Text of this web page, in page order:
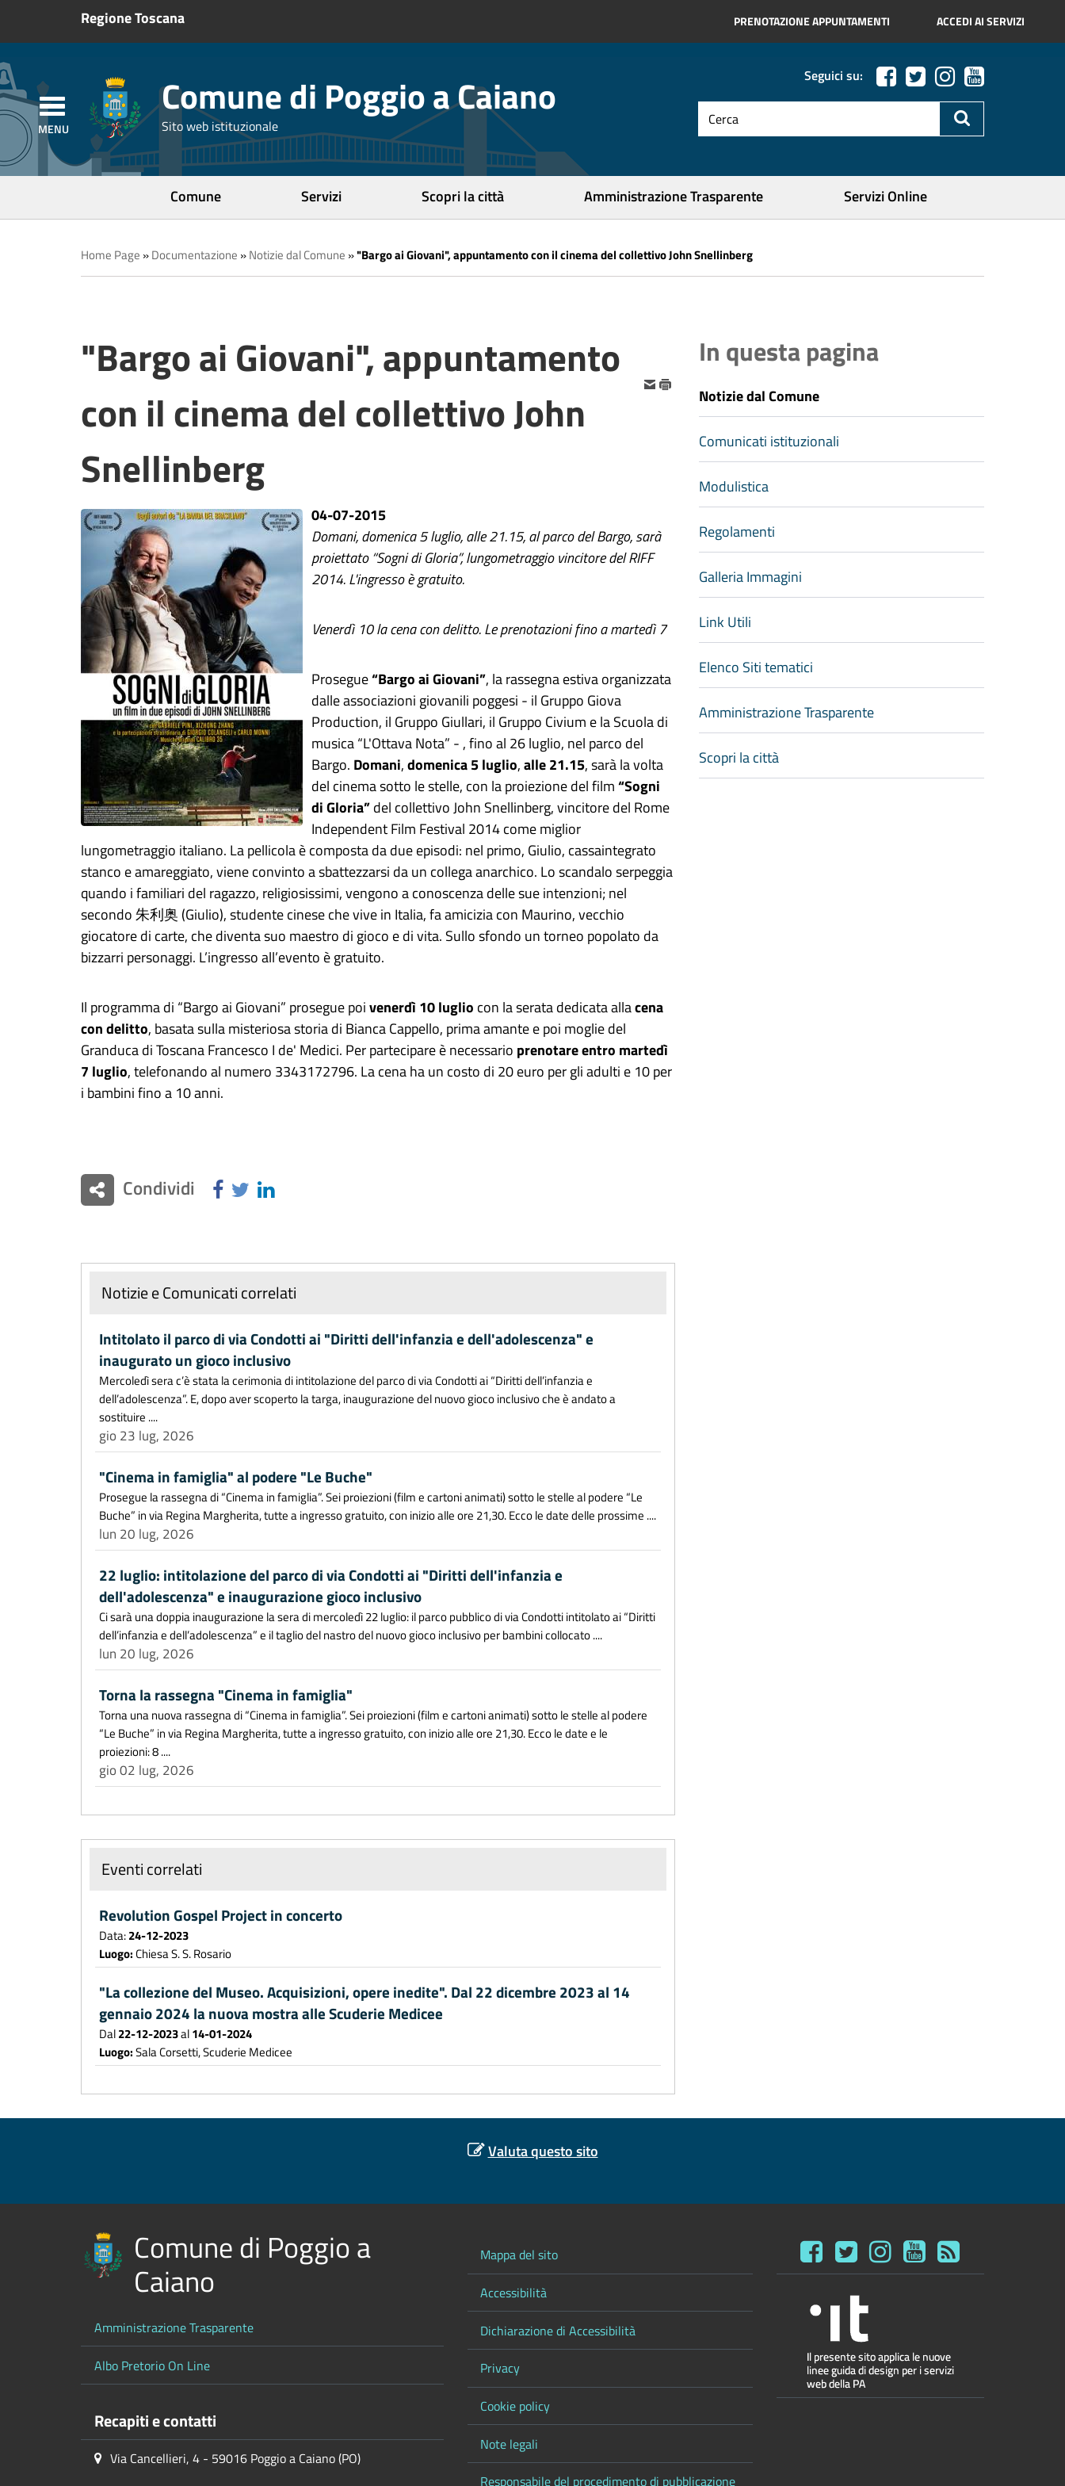
Regione Toscana PRENOTAZIONE APPUNTAMENTI ACCEDI AI SERVIZI
Comune di Poggio a Caiano
Sito web istituzionale
Seguici su:
testo
da
Comune Servizi Scopri la città Amministrazione Trasparente Servizi Online
Home Page »Documentazione »Notizie dal Comune »"Bargo ai Giovani", appuntamento con il cinema del collettivo John Snellinberg
"Bargo ai Giovani", appuntamento
con il cinema del collettivo John
Snellinberg
04-07-2015
Domani, domenica 5 luglio, alle 21.15, al parco del Bargo, sarà
proiettato “Sogni di Gloria”, lungometraggio vincitore del RIFF
2014. L'ingresso è gratuito.
Venerdì 10 la cena con delitto. Le prenotazioni fino a martedì 7
Prosegue“Bargo ai Giovani”, la rassegna estiva organizzata
dalle associazioni giovanili poggesi - il Gruppo Giova
Production, il Gruppo Giullari, il Gruppo Civium e la Scuola di
musica “L'Ottava Nota” - , fino al 26 luglio, nel parco del
Bargo. Domani,domenica 5 luglio,alle 21.15, sarà la volta
del cinema sotto le stelle, con la proiezione del film“Sogni
di Gloria”del collettivo John Snellinberg, vincitore del Rome
Independent Film Festival 2014 come miglior
lungometraggio italiano. La pellicola è composta da due episodi: nel primo, Giulio, cassaintegrato
stanco e amareggiato, viene convinto a sbattezzarsi da un collega anarchico. Lo scandalo serpeggia
quando i familiari del ragazzo, religiosissimi, vengono a conoscenza delle sue intenzioni; nel
secondo 朱利奥 (Giulio), studente cinese che vive in Italia, fa amicizia con Maurino, vecchio
giocatore di carte, che diventa suo maestro di gioco e di vita. Sullo sfondo un torneo popolato da
bizzarri personaggi. L’ingresso all’evento è gratuito.
Il programma di “Bargo ai Giovani” prosegue poivenerdì 10 luglio con la serata dedicata allacena
con delitto, basata sulla misteriosa storia di Bianca Cappello, prima amante e poi moglie del
Granduca di Toscana Francesco I de' Medici. Per partecipare è necessario prenotare entro martedì
7 luglio, telefonando al numero 3343172796. La cena ha un costo di 20 euro per gli adulti e 10 per
i bambini fino a 10 anni.
Condividi
Notizie e Comunicati correlati
Intitolato il parco di via Condotti ai "Diritti dell'infanzia e dell'adolescenza" e
inaugurato un gioco inclusivo
Mercoledì sera c’è stata la cerimonia di intitolazione del parco di via Condotti ai “Diritti dell’infanzia e
dell’adolescenza”. E, dopo aver scoperto la targa, inaugurazione del nuovo gioco inclusivo che è andato a
sostituire ....
gio 23 lug, 2026
"Cinema in famiglia" al podere "Le Buche"
Prosegue la rassegna di “Cinema in famiglia”. Sei proiezioni (film e cartoni animati) sotto le stelle al podere “Le
Buche” in via Regina Margherita, tutte a ingresso gratuito, con inizio alle ore 21,30. Ecco le date delle prossime ....
lun 20 lug, 2026
22 luglio: intitolazione del parco di via Condotti ai "Diritti dell'infanzia e
dell'adolescenza" e inaugurazione gioco inclusivo
Ci sarà una doppia inaugurazione la sera di mercoledì 22 luglio: il parco pubblico di via Condotti intitolato ai “Diritti
dell’infanzia e dell’adolescenza” e il taglio del nastro del nuovo gioco inclusivo per bambini collocato ....
lun 20 lug, 2026
Torna la rassegna "Cinema in famiglia"
Torna una nuova rassegna di “Cinema in famiglia”. Sei proiezioni (film e cartoni animati) sotto le stelle al podere
“Le Buche” in via Regina Margherita, tutte a ingresso gratuito, con inizio alle ore 21,30. Ecco le date e le
proiezioni: 8 ....
gio 02 lug, 2026
Eventi correlati
Revolution Gospel Project in concerto
Data:24-12-2023
Luogo:Chiesa S. S. Rosario
"La collezione del Museo. Acquisizioni, opere inedite". Dal 22 dicembre 2023 al 14
gennaio 2024 la nuova mostra alle Scuderie Medicee
Dal22-12-2023al14-01-2024
Luogo:Sala Corsetti, Scuderie Medicee
In questa pagina
Notizie dal Comune
Comunicati istituzionali
Modulistica
Regolamenti
Galleria Immagini
Link Utili
Elenco Siti tematici
Amministrazione Trasparente
Scopri la città
Valuta questo sito
Comune di Poggio a
Caiano
Amministrazione Trasparente
Albo Pretorio On Line
Recapiti e contatti
Via Cancellieri, 4 - 59016 Poggio a Caiano (PO)
Mappa del sito
Accessibilità
Dichiarazione di Accessibilità
Privacy
Cookie policy
Note legali
Responsabile del procedimento di pubblicazione